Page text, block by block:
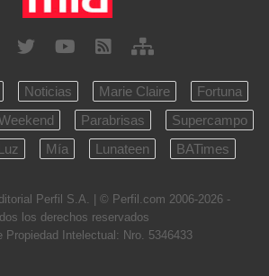
Noticias Marie Claire
Fortuna
Parabrisas
Supercampo
Mía Lunateen BATimes
Perfil S.A. | © Perfil.com 2006-2026 -
los derechos reservados
Propiedad Intelectual: Nro. 5346433